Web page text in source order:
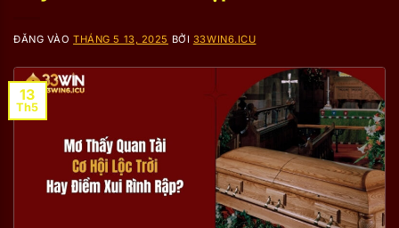
ĐĂNG VÀOTHÁNG 5 13, 2025 BỞI 33WIN6.ICU
13
Th5